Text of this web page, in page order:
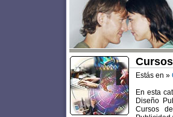
Estás en »
En esta
Diseño
Cursos